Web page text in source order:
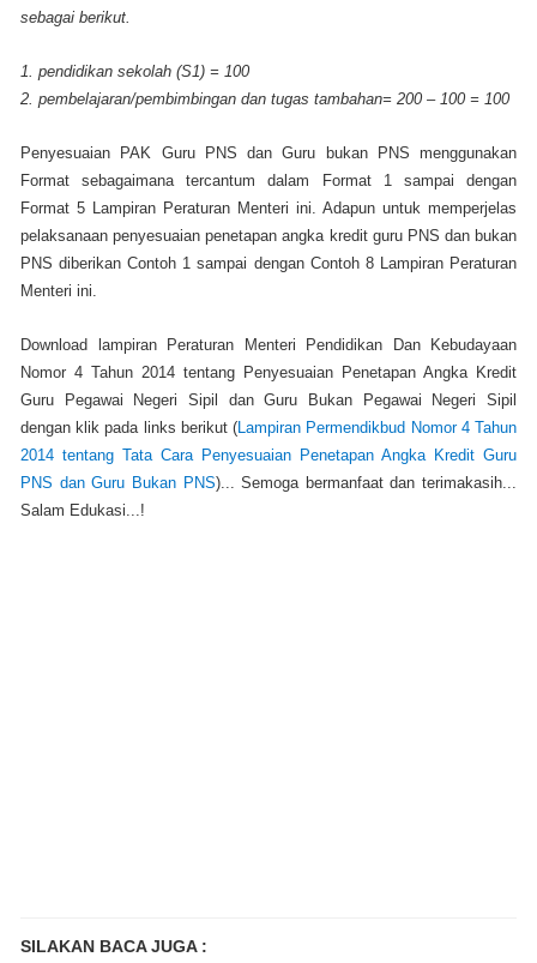
sebagai berikut.
1. pendidikan sekolah (S1) = 100
2. pembelajaran/pembimbingan dan tugas tambahan= 200 – 100 = 100
Penyesuaian PAK Guru PNS dan Guru bukan PNS menggunakan
Format sebagaimana tercantum dalam Format 1 sampai dengan
Format 5 Lampiran Peraturan Menteri ini. Adapun untuk memperjelas
pelaksanaan penyesuaian penetapan angka kredit guru PNS dan bukan
PNS diberikan Contoh 1 sampai dengan Contoh 8 Lampiran Peraturan
Menteri ini.
Download lampiran Peraturan Menteri Pendidikan Dan Kebudayaan
Nomor 4 Tahun 2014 tentang Penyesuaian Penetapan Angka Kredit
Guru Pegawai Negeri Sipil dan Guru Bukan Pegawai Negeri Sipil
dengan klik pada links berikut (Lampiran Permendikbud Nomor 4 Tahun
2014 tentang Tata Cara Penyesuaian Penetapan Angka Kredit Guru
PNS dan Guru Bukan PNS)... Semoga bermanfaat dan terimakasih...
Salam Edukasi...!
SILAKAN BACA JUGA :